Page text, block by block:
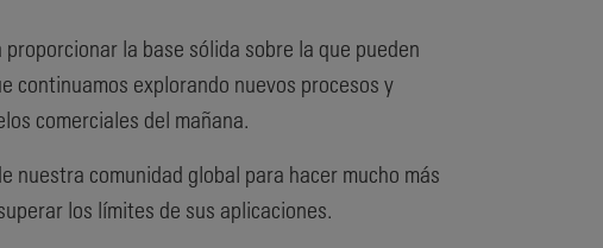
la base sólida sobre la que pueden
continuamos explorando nuevos procesos y
comerciales del mañana.
nuestra comunidad global para hacer mucho más
los límites de sus aplicaciones.